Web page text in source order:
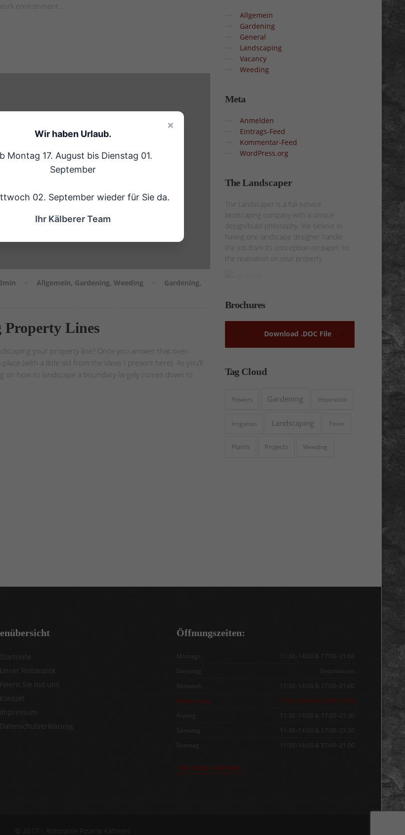
environment…
Allgemein, Gardening, Weeding Gardening,
Property Lines
your property line? Once you answer that over-
(with a little aid from the ideas I present here). As you’ll
on how to landscape a boundary largely comes down to
Allgemein
Gardening
General
Landscaping
Vacancy
Weeding
Meta
Anmelden
Eintrags-Feed
Kommentar-Feed
WordPress.org
TheLandscaper
The Landscaper is a full-service
landscaping company with a unique
design/build philosophy. We believe in
having one landscape designer handle
the job from its conception on paper, to
the realization on your property
Brochures
Download .DOC File
Tag Cloud
Flowers Gardening Inspiration
Irrigation Landscaping Paver
Plants Projects Weeding
Startseite
Unser Ristorante
Feiern Sie mit uns
Kontakt
Impressum
Datenschutzerklärung
Öffnungszeiten:
Montags
11:30–14:00 & 17:00–21:00
Dienstag
Geschlossen
Mittwoch
11:30–14:00 & 17:00–21:00
Donnerstag
11:30–14:00 & 17:00–21:00
Freitag
11:30–14:00 & 17:00–21:30
Samstag
11:30–14:00 & 17:00–21:30
Sonntag
11:30–14:00 & 17:00–21:00
Dienstag Ruhetag!
© 2017 – Ristorante Pizzeria Kälberer
×
Wir haben Urlaub.
Montag 17. August bis Dienstag 01.
September
02. September wieder für Sie da.
Ihr Kälberer Team